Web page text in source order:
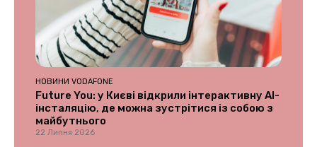
НОВИНИ VODAFONE
Future You: у Києві відкрили інтерактивну AI-
інсталяцію, де можна зустрітися із собою з
майбутнього
22 Липня 2026